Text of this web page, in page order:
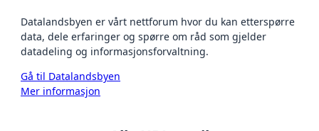
Datalandsbyen er vårt nettforum hvor du kan etterspørre
data, dele erfaringer og spørre om råd som gjelder
datadeling og informasjonsforvaltning.
Gå til Datalandsbyen
Mer informasjon